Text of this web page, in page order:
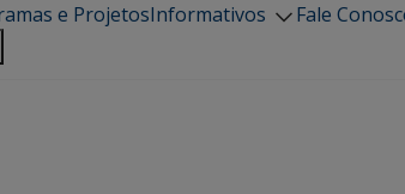
e ProjetosInformativos
Fale